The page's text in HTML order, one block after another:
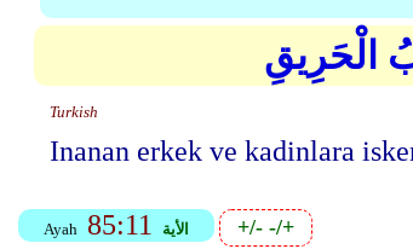
الْحَرِيقِ
Turkish
Inanan erkek ve kadinlara
Ayah 85:11 الأية +/--/+